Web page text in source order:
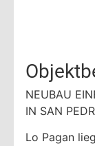
NEUBAU
IN SAN
Lo Pagan